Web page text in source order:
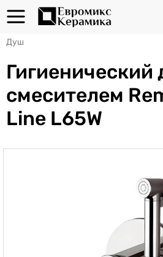
Душ
Гигиенический
смесителем
Line L65W